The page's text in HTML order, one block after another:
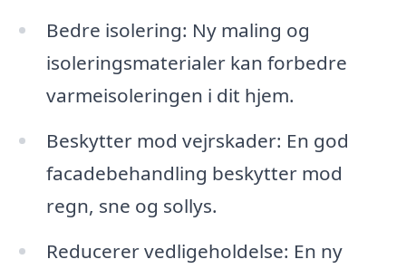
Bedre isolering: Ny maling og
isoleringsmaterialer kan forbedre
varmeisoleringen i dit hjem.
Beskytter mod vejrskader: En god
facadebehandling beskytter mod
regn, sne og sollys.
Reducerer vedligeholdelse: En ny